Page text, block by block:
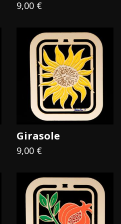
a cui teniamo di più. I fiori,
dell’arte Mastro 7,
segnalibri artigianali capaci
di colori primaverili anche
degli anemoni e il bianco puro
genziana e il caldo giallo
del mughetto, la semplicità
placida della ninfea.
per promettere fedeltà, la
la spiga per
per portare
per ricordarsi del proprio
9,00 €
Girasole
9,00 €